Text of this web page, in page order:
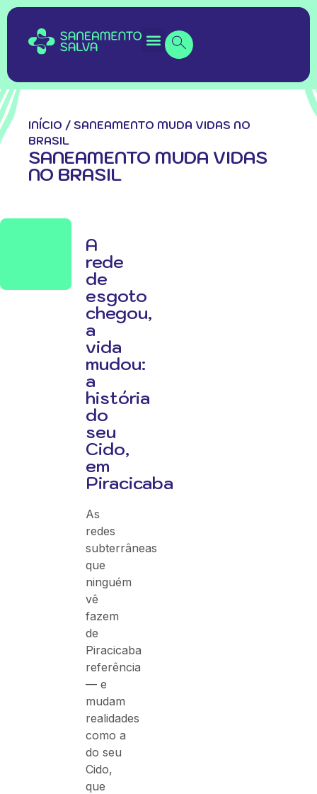
INÍCIO / SANEAMENTO MUDA VIDAS NO
BRASIL
SANEAMENTO MUDA VIDAS
NO BRASIL
A
rede
de
esgoto
chegou,
a
vida
mudou:
a
história
do
seu
Cido,
em
Piracicaba
As
redes
subterrâneas
que
ninguém
vê
fazem
de
Piracicaba
referência
— e
mudam
realidades
como a
do seu
Cido,
que